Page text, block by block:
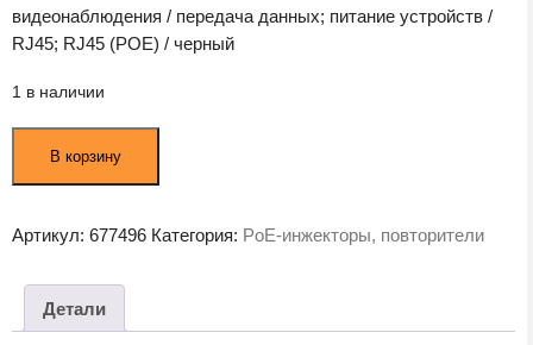
видеонаблюдения / передача данных; питание устройств /
RJ45; RJ45 (POE) / черный
1 в наличии
товара
TRENDnet
104GS
В корзину
Артикул: 677496 Категория: PoE-инжекторы, повторители
Детали